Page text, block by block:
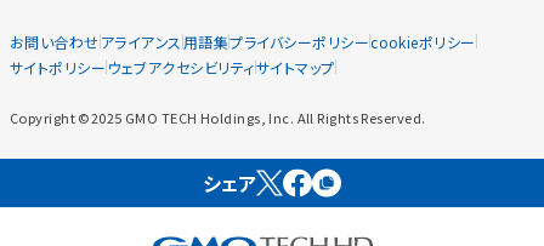
お問い合わせアライアンス 用語集プライバシーポリシーcookieポリシー
サイトポリシー ウェブアクセシビリティサイトマップ
Copyright ©2025 GMO TECH Holdings, Inc. All Rights Reserved.
シェア